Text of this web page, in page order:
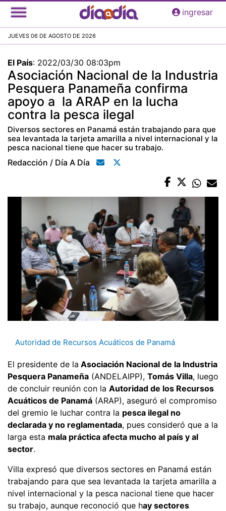
Pasar
al
principal
ingresar
JUEVES 06 DE AGOSTO DE 2026
El País: 2022/03/30 08:03pm
Asociación Nacional de la Industria
Pesquera Panameña confirma
apoyo a la ARAP en la lucha
contra la pesca ilegal
Diversos sectores en Panamá están trabajando para que
sea levantada la tarjeta amarilla a nivel internacional y la
pesca nacional tiene que hacer su trabajo.
Redacción / Día A Día
Autoridad de Recursos Acuáticos de Panamá
El presidente de la Asociación Nacional de la Industria
Pesquera Panameña (ANDELAIPP), Tomás Villa, luego
de concluir reunión con la Autoridad de los Recursos
Acuáticos de Panamá (ARAP), aseguró el compromiso
del gremio le luchar contra la pesca ilegal no
declarada y no reglamentada, pues consideró que a la
larga esta mala práctica afecta mucho al país y al
sector.
Villa expresó que diversos sectores en Panamá están
trabajando para que sea levantada la tarjeta amarilla a
nivel internacional y la pesca nacional tiene que hacer
su trabajo, aunque reconoció que hay sectores